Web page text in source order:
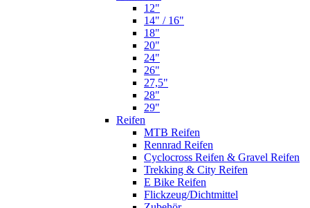
12"
14" / 16"
18"
20"
24"
26"
27,5"
28"
29"
Reifen
MTB Reifen
Rennrad Reifen
Cyclocross Reifen & Gravel Reifen
Trekking & City Reifen
E Bike Reifen
Flickzeug/Dichtmittel